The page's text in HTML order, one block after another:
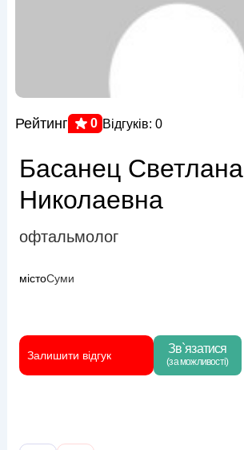
Рейтинг 0 Відгуків: 0
Басанец Светлана
Николаевна
офтальмолог
містоСуми
Залишити відгук Зв`язатися
(за можливості)